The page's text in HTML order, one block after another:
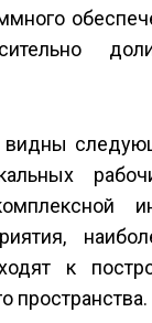
к
пространства.